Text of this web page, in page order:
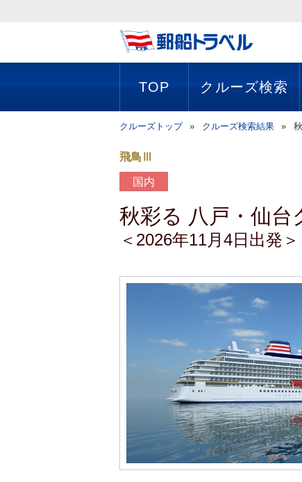
TOP クルーズ検索
クルーズトップ クルーズ検索結果
飛鳥Ⅲ
国内
秋彩る 八戸・仙
＜2026年11月4日出発＞